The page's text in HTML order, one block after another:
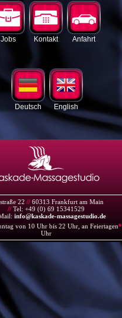
Jobs Kontakt Anfahrt
Deutsch English
22 // 60313 Frankfurt am Main
// Tel: +49 (0) 69 15341529
info@kaskade-massagestudio.de
von 10 Uhr bis 22 Uhr, an Feiertagen*
Uhr